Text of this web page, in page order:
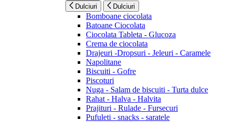
Dulciuri Dulciuri
Bomboane ciocolata
Batoane Ciocolata
Ciocolata Tableta - Glucoza
Crema de ciocolata
Drajeuri -Dropsuri - Jeleuri - Caramele
Napolitane
Biscuiti - Gofre
Piscoturi
Nuga - Salam de biscuiti - Turta dulce
Rahat - Halva - Halvita
Prajituri - Rulade - Fursecuri
Pufuleti - snacks - saratele